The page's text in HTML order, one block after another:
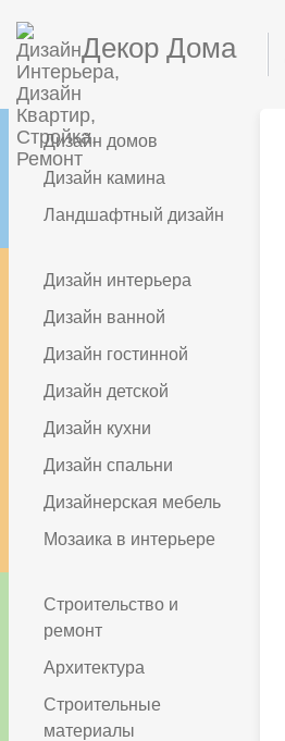
Декор Дома
Дизайн домов
Дизайн камина
Ландшафтный дизайн
Дизайн интерьера
Дизайн ванной
Дизайн гостинной
Дизайн детской
Дизайн кухни
Дизайн спальни
Дизайнерская мебель
Мозаика в интерьере
Строительство и
ремонт
Архитектура
Строительные
материалы